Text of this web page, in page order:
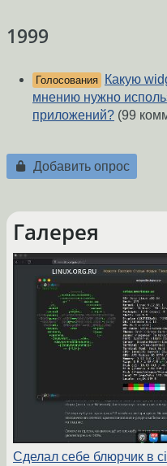
1999
Голосования
Какую
мнению нужно
приложений? (99
Добавить опрос
Галерея
Сделал себе блюрчик в